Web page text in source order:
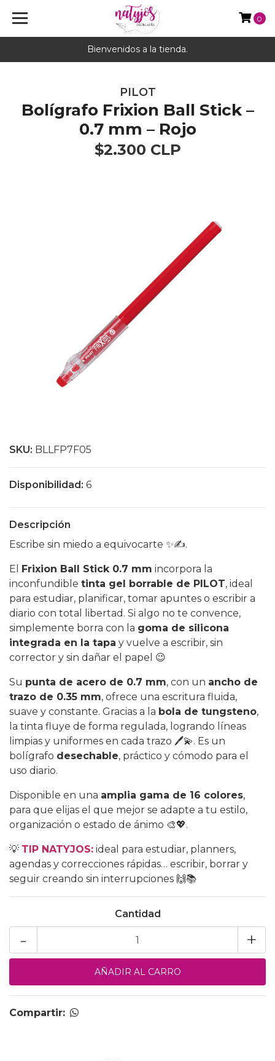
Bienvenidos a la tienda.
0
PILOT
Bolígrafo Frixion Ball Stick –
0.7 mm – Rojo
$2.300 CLP
SKU: BLLFP7F05
Disponibilidad: 6
Descripción
Escribe sin miedo a equivocarte ✨✍️.
El Frixion Ball Stick 0.7 mm incorpora la
inconfundible tinta gel borrable de PILOT, ideal
para estudiar, planificar, tomar apuntes o escribir a
diario con total libertad. Si algo no te convence,
simplemente borra con la goma de silicona
integrada en la tapa y vuelve a escribir, sin
corrector y sin dañar el papel 😉
Su punta de acero de 0.7 mm, con un ancho de
trazo de 0.35 mm, ofrece una escritura fluida,
suave y constante. Gracias a la bola de tungsteno,
la tinta fluye de forma regulada, logrando líneas
limpias y uniformes en cada trazo 🖊️💫. Es un
bolígrafo desechable, práctico y cómodo para el
uso diario.
Disponible en una amplia gama de 16 colores,
para que elijas el que mejor se adapte a tu estilo,
organización o estado de ánimo 🎨💖.
💡 TIP NATYJOS: ideal para estudiar, planners,
agendas y correcciones rápidas… escribir, borrar y
seguir creando sin interrupciones 🙌📚
Cantidad
+
-
Compartir: